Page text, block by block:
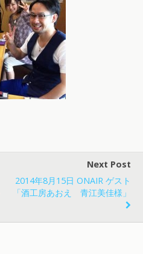
Next Post
2014年8月15日 ONAIR ゲスト
「酒工房あおえ 青江美佳様」